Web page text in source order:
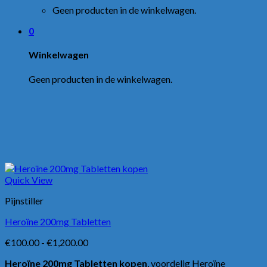
Geen producten in de winkelwagen.
0
Winkelwagen
Geen producten in de winkelwagen.
Quick View
Pijnstiller
Heroïne 200mg Tabletten
€100.00 - €1,200.00Prijsklasse:
tot
Heroïne 200mg Tabletten kopen, voordelig Heroïne